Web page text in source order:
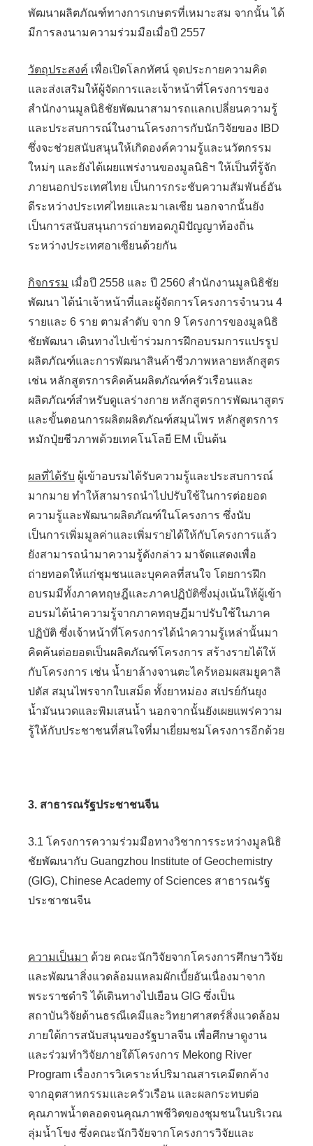
พัฒนาผลิตภัณฑ์ทางการเกษตรที่เหมาะสม จากนั้น ได้
มีการลงนามความร่วมมือเมื่อปี 2557
วัตถุประสงค์ เพื่อเปิดโลกทัศน์ จุดประกายความคิด
และส่งเสริมให้ผู้จัดการและเจ้าหน้าที่โครงการของ
สำนักงานมูลนิธิชัยพัฒนาสามารถแลกเปลี่ยนความรู้
และประสบการณ์ในงานโครงการกับนักวิจัยของ IBD
ซึ่งจะช่วยสนับสนุนให้เกิดองค์ความรู้และนวัตกรรม
ใหม่ๆ และยังได้เผยแพร่งานของมูลนิธิฯ ให้เป็นที่รู้จัก
ภายนอกประเทศไทย เป็นการกระชับความสัมพันธ์อัน
ดีระหว่างประเทศไทยและมาเลเซีย นอกจากนั้นยัง
เป็นการสนับสนุนการถ่ายทอดภูมิปัญญาท้องถิ่น
ระหว่างประเทศอาเซียนด้วยกัน
กิจกรรม เมื่อปี 2558 และ ปี 2560 สำนักงานมูลนิธิชัย
พัฒนา ได้นำเจ้าหน้าที่และผู้จัดการโครงการจำนวน 4
รายและ 6 ราย ตามลำดับ จาก 9 โครงการของมูลนิธิ
ชัยพัฒนา เดินทางไปเข้าร่วมการฝึกอบรมการแปรรูป
ผลิตภัณฑ์และการพัฒนาสินค้าชีวภาพหลายหลักสูตร
เช่น หลักสูตรการคิดค้นผลิตภัณฑ์ครัวเรือนและ
ผลิตภัณฑ์สำหรับดูแลร่างกาย หลักสูตรการพัฒนาสูตร
และขั้นตอนการผลิตผลิตภัณฑ์สมุนไพร หลักสูตรการ
หมักปุ๋ยชีวภาพด้วยเทคโนโลยี EM เป็นต้น
ผลที่ได้รับ ผู้เข้าอบรมได้รับความรู้และประสบการณ์
มากมาย ทำให้สามารถนำไปปรับใช้ในการต่อยอด
ความรู้และพัฒนาผลิตภัณฑ์ในโครงการ ซึ่งนับ
เป็นการเพิ่มมูลค่าและเพิ่มรายได้ให้กับโครงการแล้ว
ยังสามารถนำมาความรู้ดังกล่าว มาจัดแสดงเพื่อ
ถ่ายทอดให้แก่ชุมชนและบุคคลที่สนใจ โดยการฝึก
อบรมมีทั้งภาคทฤษฎีและภาคปฏิบัติซึ่งมุ่งเน้นให้ผู้เข้า
อบรมได้นำความรู้จากภาคทฤษฎีมาปรับใช้ในภาค
ปฏิบัติ ซึ่งเจ้าหน้าที่โครงการได้นำความรู้เหล่านั้นมา
คิดค้นต่อยอดเป็นผลิตภัณฑ์โครงการ สร้างรายได้ให้
กับโครงการ เช่น น้ำยาล้างจานตะไคร้หอมผสมยูคาลิ
ปตัส สมุนไพรจากใบเสม็ด ทั้งยาหม่อง สเปรย์กันยุง
น้ำมันนวดและพิมเสนน้ำ นอกจากนั้นยังเผยแพร่ความ
รู้ให้กับประชาชนที่สนใจที่มาเยี่ยมชมโครงการอีกด้วย
3. สาธารณรัฐประชาชนจีน
3.1 โครงการความร่วมมือทางวิชาการระหว่างมูลนิธิ
ชัยพัฒนากับ Guangzhou Institute of Geochemistry
(GIG), Chinese Academy of Sciences สาธารณรัฐ
ประชาชนจีน
ความเป็นมา ด้วย คณะนักวิจัยจากโครงการศึกษาวิจัย
และพัฒนาสิ่งแวดล้อมแหลมผักเบี้ยอันเนื่องมาจาก
พระราชดำริ ได้เดินทางไปเยือน GIG ซึ่งเป็น
สถาบันวิจัยด้านธรณีเคมีและวิทยาศาสตร์สิ่งแวดล้อม
ภายใต้การสนับสนุนของรัฐบาลจีน เพื่อศึกษาดูงาน
และร่วมทำวิจัยภายใต้โครงการ Mekong River
Program เรื่องการวิเคราะห์ปริมาณสารเคมีตกค้าง
จากอุตสาหกรรมและครัวเรือน และผลกระทบต่อ
คุณภาพน้ำตลอดจนคุณภาพชีวิตของชุมชนในบริเวณ
ลุ่มน้ำโขง ซึ่งคณะนักวิจัยจากโครงการวิจัยและ